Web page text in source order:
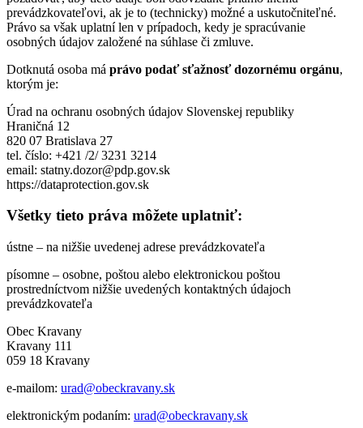
prevádzkovateľovi, ak je to (technicky) možné a uskutočniteľné.
Právo sa však uplatní len v prípadoch, kedy je spracúvanie
osobných údajov založené na súhlase či zmluve.
Dotknutá osoba má právo podať sťažnosť dozornému orgánu,
ktorým je:
Úrad na ochranu osobných údajov Slovenskej republiky
Hraničná 12
820 07 Bratislava 27
tel. číslo: +421 /2/ 3231 3214
email: statny.dozor@pdp.gov.sk
https://dataprotection.gov.sk
Všetky tieto práva môžete uplatniť:
ústne – na nižšie uvedenej adrese prevádzkovateľa
písomne – osobne, poštou alebo elektronickou poštou
prostredníctvom nižšie uvedených kontaktných údajoch
prevádzkovateľa
Obec Kravany
Kravany 111
059 18 Kravany
e-mailom: urad@obeckravany.sk
elektronickým podaním: urad@obeckravany.sk